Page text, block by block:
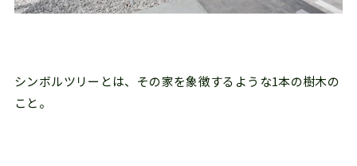
シンボルツリーとは、その家を象徴するような1本の樹木の
こと。